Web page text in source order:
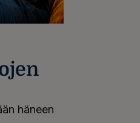
häneen